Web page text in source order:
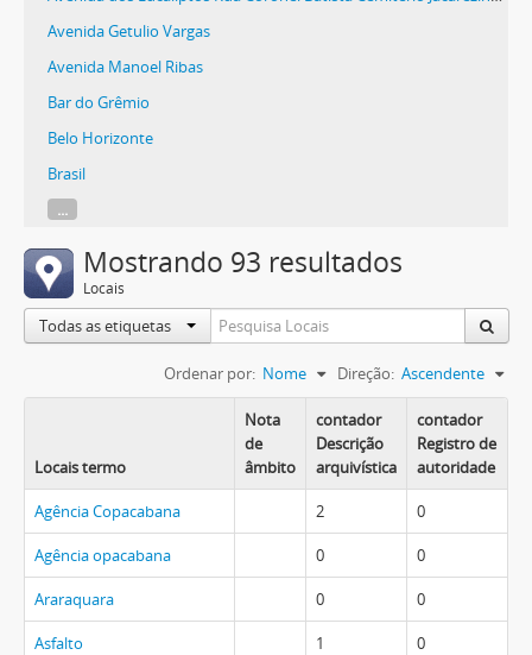
Avenida Getulio Vargas
Avenida Manoel Ribas
Bar do Grêmio
Belo Horizonte
Brasil
...
Mostrando 93 resultados
Locais
Todas as etiquetas
Ordenar por: Nome Direção: Ascendente
Locais termo
Nota
de
âmbito
contador
Descrição
arquivística
contador
Registro de
autoridade
Agência Copacabana 2 0
Agência opacabana 0 0
Araraquara 0 0
Asfalto 1 0